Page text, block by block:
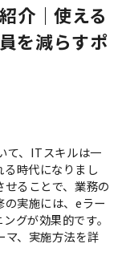
介｜使える
を減らすポ
て、ITスキルは一
時代になりまし
ることで、業務の
実施には、eラー
グが効果的です。
、実施方法を詳